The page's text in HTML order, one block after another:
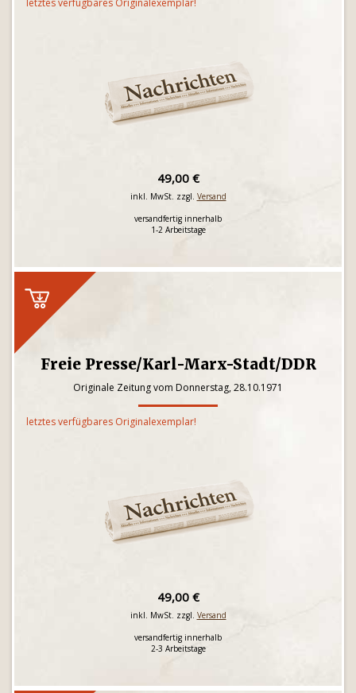
letztes verfügbares Originalexemplar!
49,00 €
inkl. MwSt. zzgl. Versand
versandfertig innerhalb
1-2 Arbeitstage
Freie Presse/Karl-Marx-Stadt/DDR
Originale Zeitung vom Donnerstag, 28.10.1971
letztes verfügbares Originalexemplar!
49,00 €
inkl. MwSt. zzgl. Versand
versandfertig innerhalb
2-3 Arbeitstage